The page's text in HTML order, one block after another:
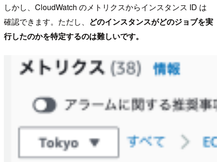
しかし、CloudWatch のメトリクスからインスタンス ID は
確認できます。ただし、 どのインスタンスがどのジョブを実
行したのかを特定するのは難しいです。